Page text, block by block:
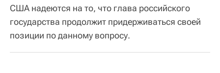
США надеются на то, что глава российского
государства продолжит придерживаться своей
позиции по данному вопросу.